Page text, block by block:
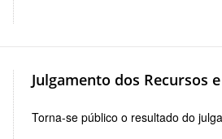
Julgamento dos Recursos
Torna-se público o resultado do